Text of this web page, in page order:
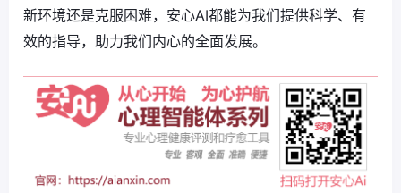
新环境还是克服困难，安心AI都能为我们提供科学、有
效的指导，助力我们内心的全面发展。